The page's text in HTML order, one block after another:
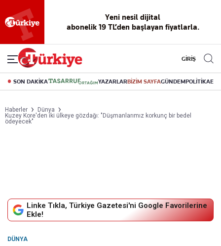
Yeni nesil dijital
abonelik 19 TL’den başlayan fiyatlarla.
GİRİŞ
SON DAKİKA YAZARLARBİZİM SAYFAGÜNDEMPOLİTİKA
Haberler
Dünya
Kuzey Kore'den iki ülkeye gözdağı: "Düşmanlarımız korkunç bir bedel
ödeyecek"
Linke Tıkla, Türkiye Gazetesi'ni Google Favorilerine
Ekle!
DÜNYA